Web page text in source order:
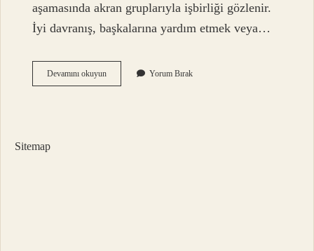
aşamasında akran gruplarıyla işbirliği gözlenir.
İyi davranış, başkalarına yardım etmek veya…
Devamını okuyunKohlberg
In
Yorum Bırak
Sitemap